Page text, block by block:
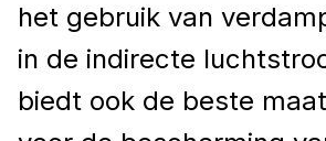
het gebruik van
in de indirecte
biedt ook de beste